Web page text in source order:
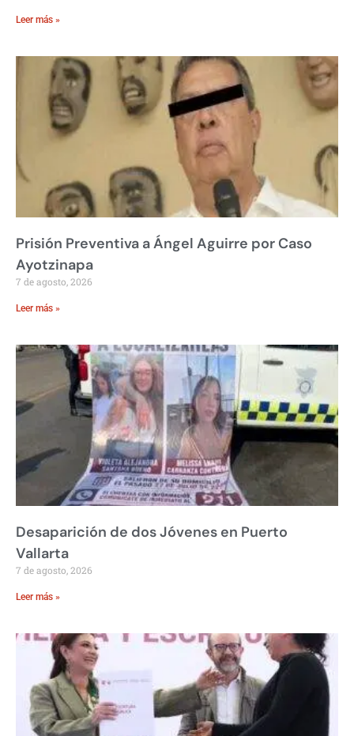
Leer más »
Prisión Preventiva a Ángel Aguirre por Caso
Ayotzinapa
7 de agosto, 2026
Leer más »
Desaparición de dos Jóvenes en Puerto
Vallarta
7 de agosto, 2026
Leer más »